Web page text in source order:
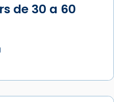
de 30 a 60